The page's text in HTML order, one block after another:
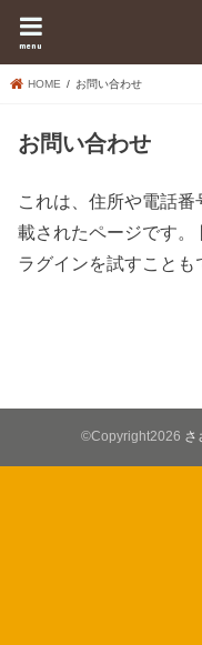
menu
HOME お問い合わせ
お問い合わせ
これは、住所や電話
載されたページです
ラグインを試すことも
©Copyright2026 さ